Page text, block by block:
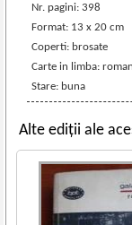
Nr. pagini: 398
Format: 13 x 20 cm
Coperti: brosate
Carte in limba:
Stare: buna
Alte ediții ale